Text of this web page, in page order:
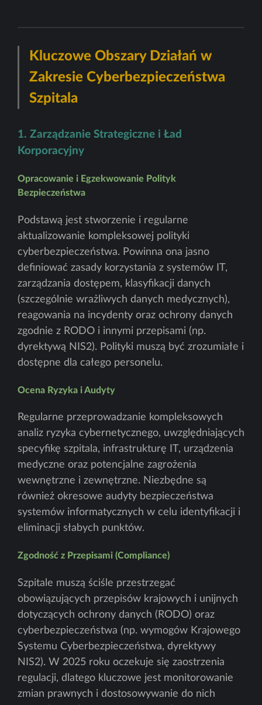
Kluczowe Obszary Działań w
Zakresie Cyberbezpieczeństwa
Szpitala
1. Zarządzanie Strategiczne i Ład
Korporacyjny
Opracowanie i Egzekwowanie Polityk
Bezpieczeństwa
Podstawą jest stworzenie i regularne
aktualizowanie kompleksowej polityki
cyberbezpieczeństwa. Powinna ona jasno
definiować zasady korzystania z systemów IT,
zarządzania dostępem, klasyfikacji danych
(szczególnie wrażliwych danych medycznych),
reagowania na incydenty oraz ochrony danych
zgodnie z RODO i innymi przepisami (np.
dyrektywą NIS2). Polityki muszą być zrozumiałe i
dostępne dla całego personelu.
Ocena Ryzyka i Audyty
Regularne przeprowadzanie kompleksowych
analiz ryzyka cybernetycznego, uwzględniających
specyfikę szpitala, infrastrukturę IT, urządzenia
medyczne oraz potencjalne zagrożenia
wewnętrzne i zewnętrzne. Niezbędne są
również okresowe audyty bezpieczeństwa
systemów informatycznych w celu identyfikacji i
eliminacji słabych punktów.
Zgodność z Przepisami (Compliance)
Szpitale muszą ściśle przestrzegać
obowiązujących przepisów krajowych i unijnych
dotyczących ochrony danych (RODO) oraz
cyberbezpieczeństwa (np. wymogów Krajowego
Systemu Cyberbezpieczeństwa, dyrektywy
NIS2). W 2025 roku oczekuje się zaostrzenia
regulacji, dlatego kluczowe jest monitorowanie
zmian prawnych i dostosowywanie do nich